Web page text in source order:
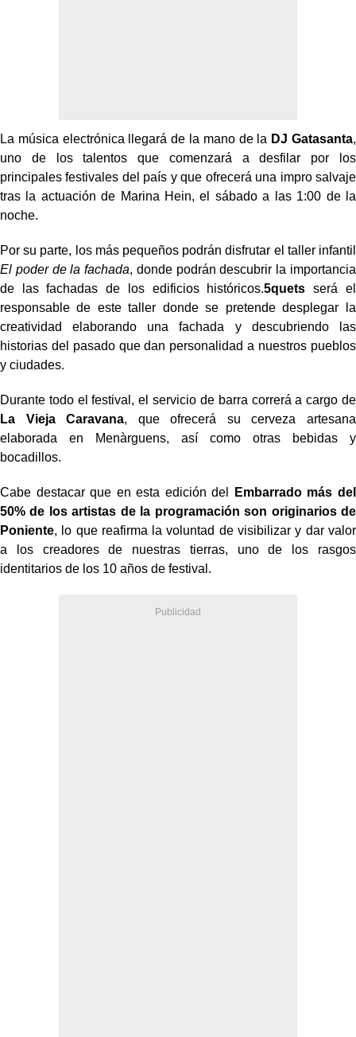
La música electrónica llegará de la mano de la DJ Gatasanta,
uno de los talentos que comenzará a desfilar por los
principales festivales del país y que ofrecerá una impro salvaje
tras la actuación de Marina Hein, el sábado a las 1:00 de la
noche.
Por su parte, los más pequeños podrán disfrutar el taller infantil
El poder de la fachada, donde podrán descubrir la importancia
de las fachadas de los edificios históricos.5quets será el
responsable de este taller donde se pretende desplegar la
creatividad elaborando una fachada y descubriendo las
historias del pasado que dan personalidad a nuestros pueblos
y ciudades.
Durante todo el festival, el servicio de barra correrá a cargo de
La Vieja Caravana, que ofrecerá su cerveza artesana
elaborada en Menàrguens, así como otras bebidas y
bocadillos.
Cabe destacar que en esta edición del Embarrado más del
50% de los artistas de la programación son originarios de
Poniente, lo que reafirma la voluntad de visibilizar y dar valor
a los creadores de nuestras tierras, uno de los rasgos
identitarios de los 10 años de festival.